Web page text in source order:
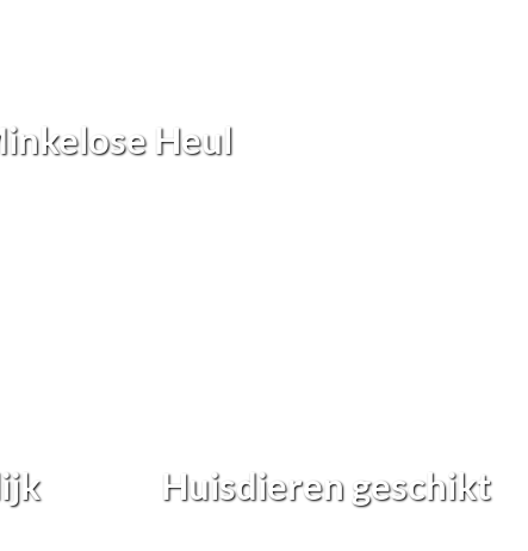
Heul
Huisdieren geschikt